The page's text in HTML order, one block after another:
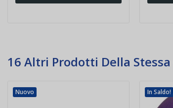
16 Altri Prodotti Della
Nuovo In Saldo!